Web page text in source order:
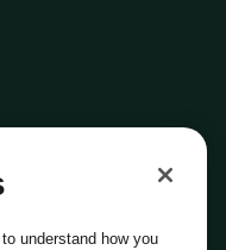
understand how you